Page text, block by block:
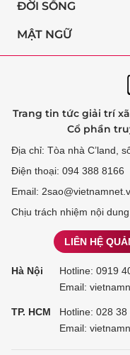
ĐỜI SỐNG
MẬT NGỮ
Trang tin tức giải trí
Cổ phần
Địa chỉ: Tòa nhà C’land,
Điện thoại: 094 388 8166
Email:
Chịu trách nhiệm nội
LIÊN HỆ
Hà Nội Hotline: 0919
Email:
TP. HCM Hotline: 028 38
Email: